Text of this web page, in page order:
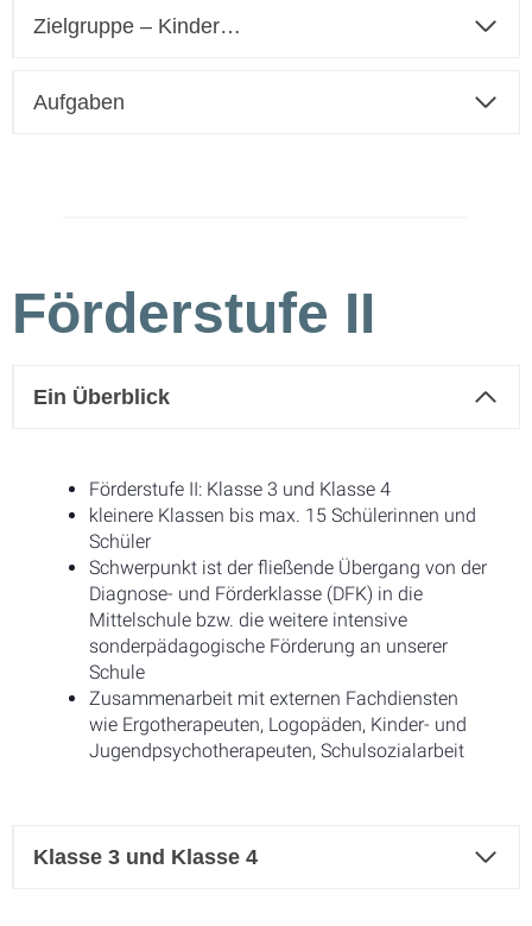
Zielgruppe – Kinder…
Aufgaben
Förderstufe II
Ein Überblick
Förderstufe II: Klasse 3 und Klasse 4
kleinere Klassen bis max. 15 Schülerinnen und
Schüler
Schwerpunkt ist der fließende Übergang von der
Diagnose- und Förderklasse (DFK) in die
Mittelschule bzw. die weitere intensive
sonderpädagogische Förderung an unserer
Schule
Zusammenarbeit mit externen Fachdiensten
wie Ergotherapeuten, Logopäden, Kinder- und
Jugendpsychotherapeuten, Schulsozialarbeit
Klasse 3 und Klasse 4